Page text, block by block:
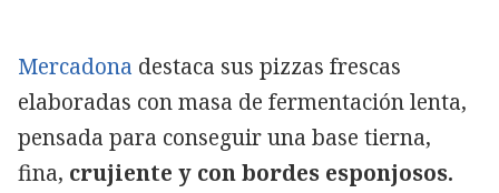
Mercadona destaca sus pizzas frescas
elaboradas con masa de fermentación lenta,
pensada para conseguir una base tierna,
fina, crujiente y con bordes esponjosos.